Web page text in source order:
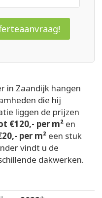
in Zaandijk hangen
die hij
liggen de prijzen
€120,- per m² en
per m² een stuk
vindt u de
dakwerken.